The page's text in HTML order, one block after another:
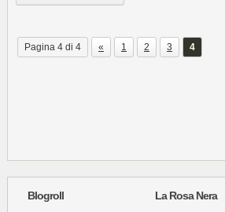
Pagina 4 di 4 « 1 2 3 4
Blogroll La Rosa Nera